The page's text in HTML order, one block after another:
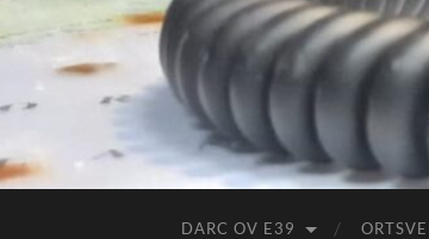
DARC OV E39